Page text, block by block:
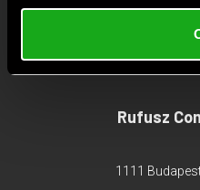
E-mail:
Nyitva: Hétfő-
Csütörtök-
Rufusz
1111